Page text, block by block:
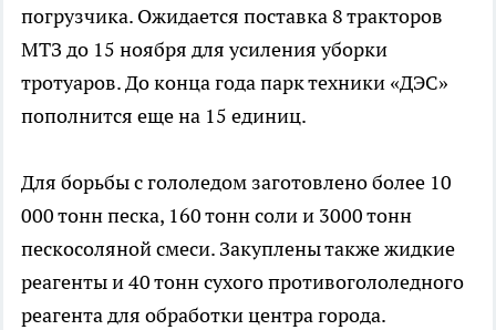
погрузчика. Ожидается поставка 8 тракторов
МТЗ до 15 ноября для усиления уборки
тротуаров. До конца года парк техники «ДЭС»
пополнится еще на 15 единиц.
Для борьбы с гололедом заготовлено более 10
000 тонн песка, 160 тонн соли и 3000 тонн
пескосоляной смеси. Закуплены также жидкие
реагенты и 40 тонн сухого противогололедного
реагента для обработки центра города.